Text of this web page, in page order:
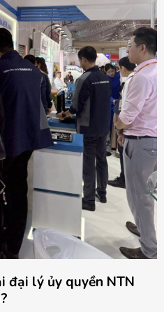
đại lý ủy quyền NTN